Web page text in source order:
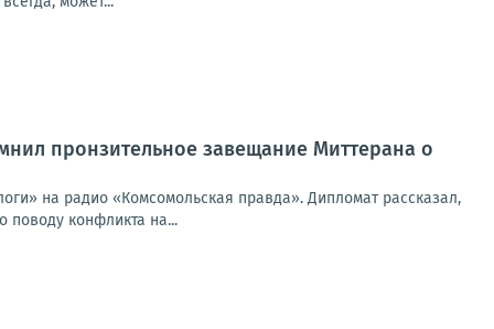
пронзительное завещание Миттерана о
на радио «Комсомольская правда». Дипломат рассказал,
поводу конфликта на...